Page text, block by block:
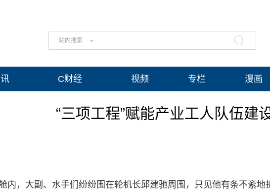
站内搜索
C财经 视频 专栏 漫画
“三项工程”赋能产业工人队伍建
内，大副、水手们纷纷围在轮机长邱建驰周围，只见他有条不紊